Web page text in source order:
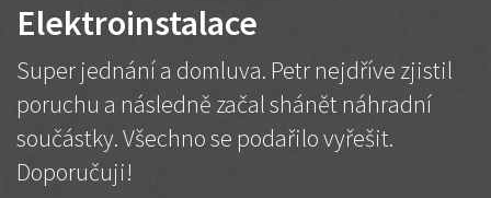
Elektroinstalace
Super jednání a domluva. Petr nejdříve zjistil
poruchu a následně začal shánět náhradní
součástky. Všechno se podařilo vyřešit.
Doporučuji!